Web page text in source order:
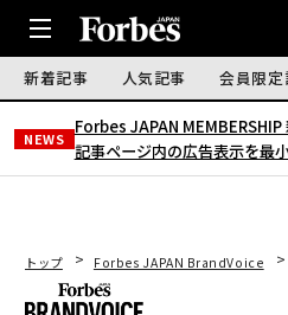
新着記事 人気記事 会員限定
NEWS
Forbes JAPAN MEMBERSHIP
記事ページ内の広告表示を最
トップ Forbes JAPAN BrandVoice